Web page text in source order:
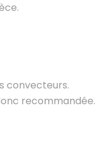
convecteurs.
recommandée.